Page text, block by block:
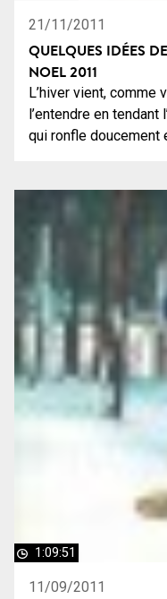
21/11/2011
QUELQUES IDÉES
NOEL 2011
L’hiver vient, comme
l’entendre en
qui ronfle doucement
1:09:51
11/09/2011